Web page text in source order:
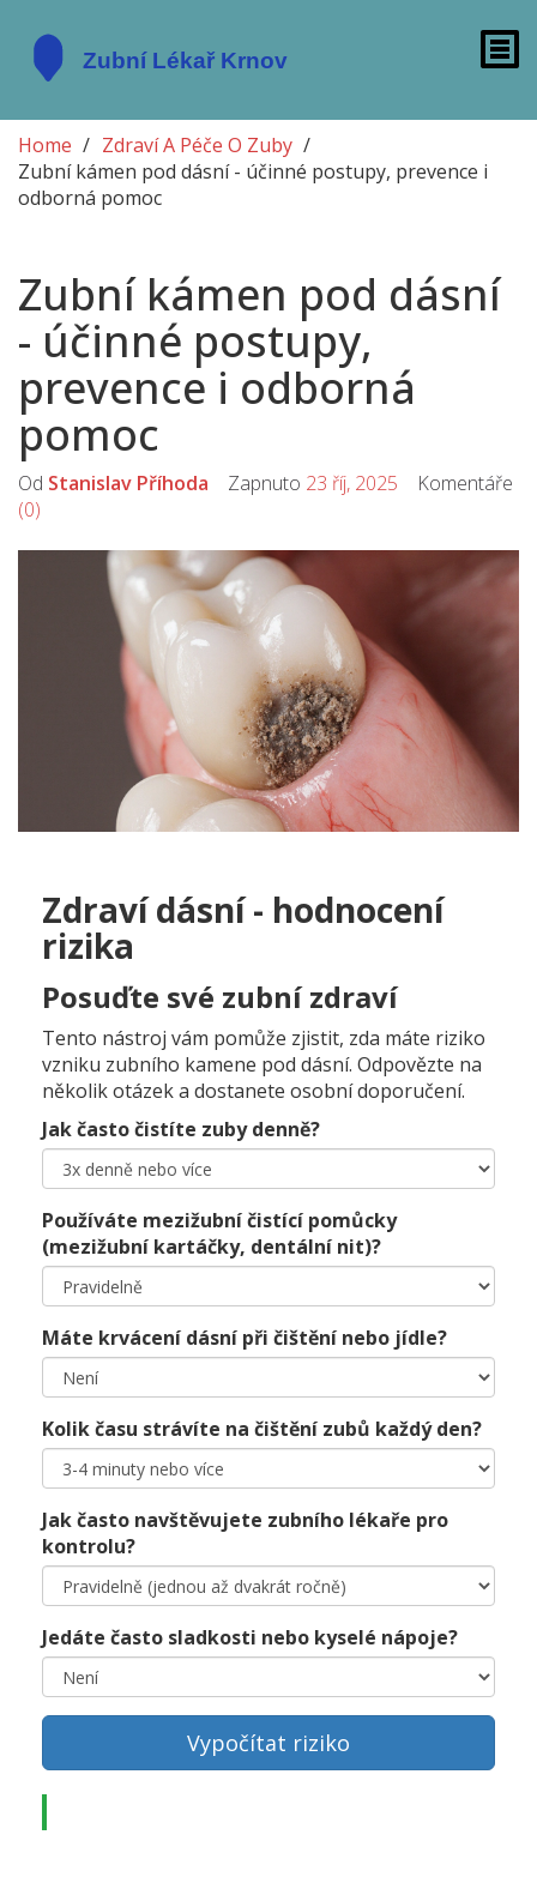
Home
Zdraví A Péče O Zuby
Zubní kámen pod dásní - účinné postupy, prevence i
odborná pomoc
Zubní kámen pod dásní
- účinné postupy,
prevence i odborná
pomoc
Od Stanislav Příhoda Zapnuto 23 říj, 2025 Komentáře
(0)
Zdraví dásní - hodnocení
rizika
Posuďte své zubní zdraví
Tento nástroj vám pomůže zjistit, zda máte riziko
vzniku zubního kamene pod dásní. Odpovězte na
několik otázek a dostanete osobní doporučení.
Jak často čistíte zuby denně?
Používáte mezižubní čistící pomůcky
(mezižubní kartáčky, dentální nit)?
Máte krvácení dásní při čištění nebo jídle?
Kolik času strávíte na čištění zubů každý den?
Jak často navštěvujete zubního lékaře pro
kontrolu?
Jedáte často sladkosti nebo kyselé nápoje?
Vypočítat riziko